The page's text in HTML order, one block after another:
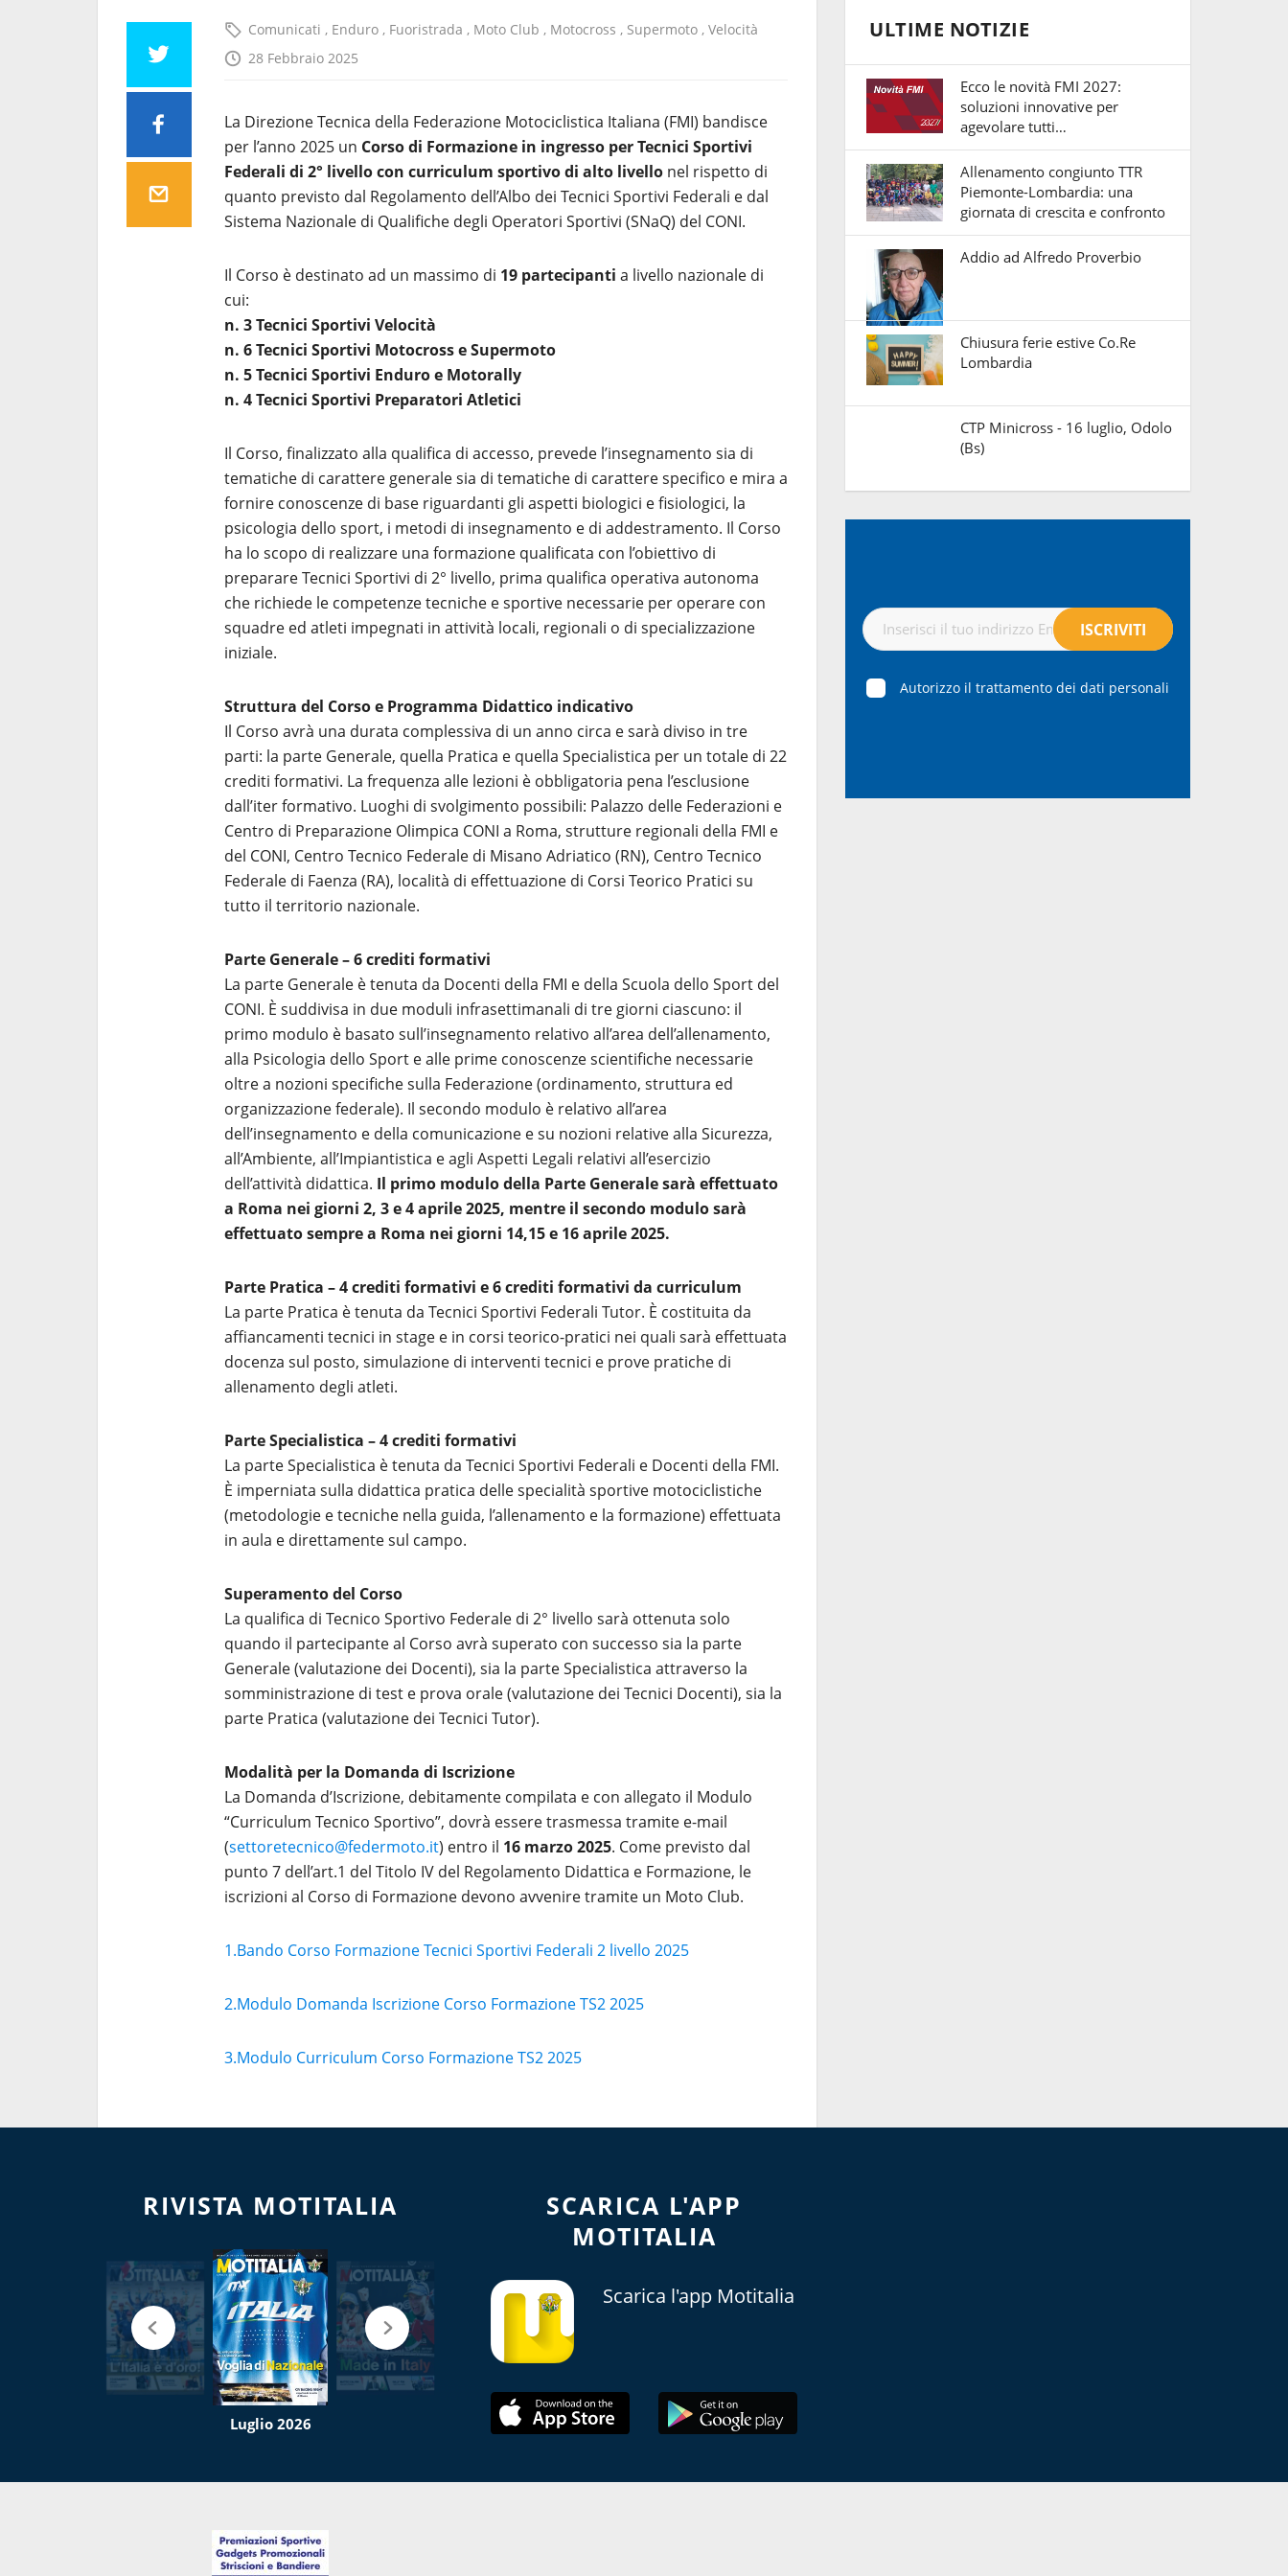
Comunicati , Enduro , Fuoristrada , Moto Club , Motocross , Supermoto , Velocità
28 Febbraio 2025
La Direzione Tecnica della Federazione Motociclistica Italiana (FMI) bandisce
per l’anno 2025 un Corso di Formazione in ingresso per Tecnici Sportivi
Federali di 2° livello con curriculum sportivo di alto livello nel rispetto di
quanto previsto dal Regolamento dell’Albo dei Tecnici Sportivi Federali e dal
Sistema Nazionale di Qualifiche degli Operatori Sportivi (SNaQ) del CONI.
Il Corso è destinato ad un massimo di 19 partecipanti a livello nazionale di
cui:
n. 3 Tecnici Sportivi Velocità
n. 6 Tecnici Sportivi Motocross e Supermoto
n. 5 Tecnici Sportivi Enduro e Motorally
n. 4 Tecnici Sportivi Preparatori Atletici
Il Corso, finalizzato alla qualifica di accesso, prevede l’insegnamento sia di
tematiche di carattere generale sia di tematiche di carattere specifico e mira a
fornire conoscenze di base riguardanti gli aspetti biologici e fisiologici, la
psicologia dello sport, i metodi di insegnamento e di addestramento. Il Corso
ha lo scopo di realizzare una formazione qualificata con l’obiettivo di
preparare Tecnici Sportivi di 2° livello, prima qualifica operativa autonoma
che richiede le competenze tecniche e sportive necessarie per operare con
squadre ed atleti impegnati in attività locali, regionali o di specializzazione
iniziale.
Struttura del Corso e Programma Didattico indicativo
Il Corso avrà una durata complessiva di un anno circa e sarà diviso in tre
parti: la parte Generale, quella Pratica e quella Specialistica per un totale di 22
crediti formativi. La frequenza alle lezioni è obbligatoria pena l’esclusione
dall’iter formativo. Luoghi di svolgimento possibili: Palazzo delle Federazioni e
Centro di Preparazione Olimpica CONI a Roma, strutture regionali della FMI e
del CONI, Centro Tecnico Federale di Misano Adriatico (RN), Centro Tecnico
Federale di Faenza (RA), località di effettuazione di Corsi Teorico Pratici su
tutto il territorio nazionale.
Parte Generale – 6 crediti formativi
La parte Generale è tenuta da Docenti della FMI e della Scuola dello Sport del
CONI. È suddivisa in due moduli infrasettimanali di tre giorni ciascuno: il
primo modulo è basato sull’insegnamento relativo all’area dell’allenamento,
alla Psicologia dello Sport e alle prime conoscenze scientifiche necessarie
oltre a nozioni specifiche sulla Federazione (ordinamento, struttura ed
organizzazione federale). Il secondo modulo è relativo all’area
dell’insegnamento e della comunicazione e su nozioni relative alla Sicurezza,
all’Ambiente, all’Impiantistica e agli Aspetti Legali relativi all’esercizio
dell’attività didattica. Il primo modulo della Parte Generale sarà effettuato
a Roma nei giorni 2, 3 e 4 aprile 2025, mentre il secondo modulo sarà
effettuato sempre a Roma nei giorni 14,15 e 16 aprile 2025.
Parte Pratica – 4 crediti formativi e 6 crediti formativi da curriculum
La parte Pratica è tenuta da Tecnici Sportivi Federali Tutor. È costituita da
affiancamenti tecnici in stage e in corsi teorico-pratici nei quali sarà effettuata
docenza sul posto, simulazione di interventi tecnici e prove pratiche di
allenamento degli atleti.
Parte Specialistica – 4 crediti formativi
La parte Specialistica è tenuta da Tecnici Sportivi Federali e Docenti della FMI.
È imperniata sulla didattica pratica delle specialità sportive motociclistiche
(metodologie e tecniche nella guida, l’allenamento e la formazione) effettuata
in aula e direttamente sul campo.
Superamento del Corso
La qualifica di Tecnico Sportivo Federale di 2° livello sarà ottenuta solo
quando il partecipante al Corso avrà superato con successo sia la parte
Generale (valutazione dei Docenti), sia la parte Specialistica attraverso la
somministrazione di test e prova orale (valutazione dei Tecnici Docenti), sia la
parte Pratica (valutazione dei Tecnici Tutor).
Modalità per la Domanda di Iscrizione
La Domanda d’Iscrizione, debitamente compilata e con allegato il Modulo
“Curriculum Tecnico Sportivo”, dovrà essere trasmessa tramite e-mail
(settoretecnico@federmoto.it) entro il 16 marzo 2025. Come previsto dal
punto 7 dell’art.1 del Titolo IV del Regolamento Didattica e Formazione, le
iscrizioni al Corso di Formazione devono avvenire tramite un Moto Club.
1.Bando Corso Formazione Tecnici Sportivi Federali 2 livello 2025
2.Modulo Domanda Iscrizione Corso Formazione TS2 2025
3.Modulo Curriculum Corso Formazione TS2 2025
ULTIME NOTIZIE
Ecco le novità FMI 2027:
soluzioni innovative per
agevolare tutti…
Allenamento congiunto TTR
Piemonte-Lombardia: una
giornata di crescita e confronto
Addio ad Alfredo Proverbio
Chiusura ferie estive Co.Re
Lombardia
CTP Minicross - 16 luglio, Odolo
(Bs)
Autorizzo il trattamento dei dati personali
RIVISTA MOTITALIA
Luglio 2026
SCARICA L'APP
MOTITALIA
Scarica l'app Motitalia